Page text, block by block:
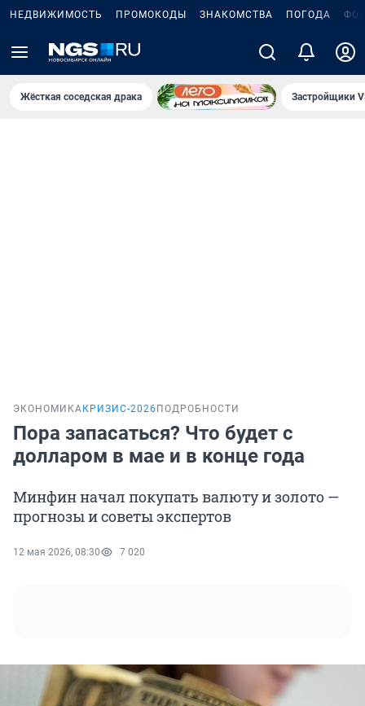
НЕДВИЖИМОСТЬ ПРОМОКОДЫ ЗНАКОМСТВА ПОГОДА
Жёсткая соседская драка Застройщики
ЭКОНОМИКА КРИЗИС-2026 ПОДРОБНОСТИ
Пора запасаться? Что будет с
долларом в мае и в конце года
Минфин начал покупать валюту и золото —
прогнозы и советы экспертов
12 мая 2026, 08:30 7 020